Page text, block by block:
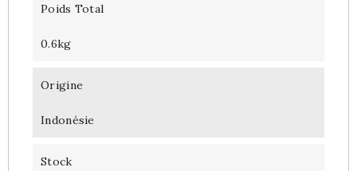
Poids Total
0.6kg
Origine
Indonésie
Stock